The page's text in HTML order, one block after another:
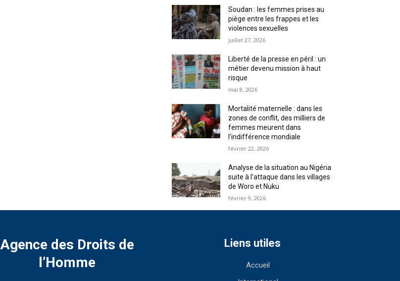
Soudan : les femmes prises au
piège entre les frappes et les
violences sexuelles
juillet 27, 2026
Liberté de la presse en péril : un
métier devenu mission à haut
risque
mai 8, 2026
Mortalité maternelle : dans les
zones de conflit, des milliers de
femmes meurent dans
l’indifférence mondiale
février 22, 2026
Analyse de la situation au Nigéria
suite à l’attaque dans les villages
de Woro et Nuku
février 9, 2026
Agence des Droits de
l’Homme
Liens utiles
Accueil